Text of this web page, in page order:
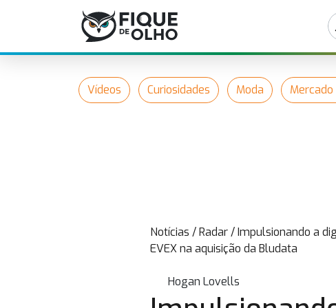
Vídeos Curiosidades Moda
Notícias /Radar/Impulsionando a
EVEX na aquisição da Bludata
Hogan Lovells